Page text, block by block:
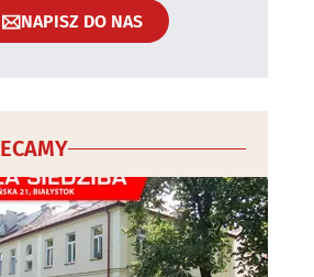
NAPISZ DO NAS